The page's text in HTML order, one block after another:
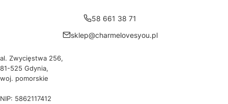
58 661 38 71
sklep@charmelovesyou.pl
al. Zwycięstwa 256,
81-525 Gdynia,
woj. pomorskie
NIP: 5862117412